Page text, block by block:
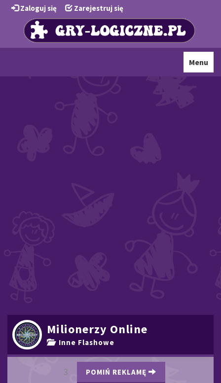
Zaloguj się Zarejestruj się
Toggle
Menu
Milionerzy Online
Inne Flashowe
2 POMIŃ REKLAMĘ